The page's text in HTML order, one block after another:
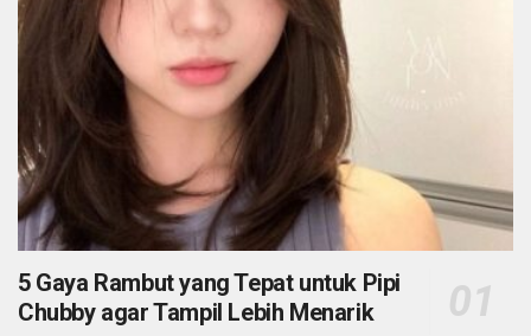
5 Gaya Rambut yang Tepat untuk Pipi
Chubby agar Tampil Lebih Menarik